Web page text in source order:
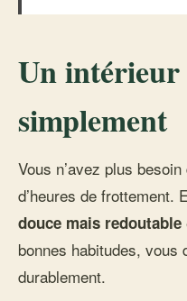
Un
simplement
Vous n’avez plus
d’heures de frottement.
douce mais redoutable
bonnes habitudes, vous
durablement.